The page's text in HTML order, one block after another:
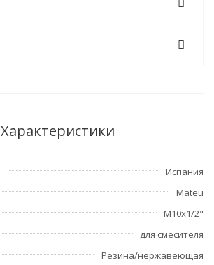
Характеристики
Испания
Mateu
М10х1/2"
для смесителя
Резина/нержавеющая